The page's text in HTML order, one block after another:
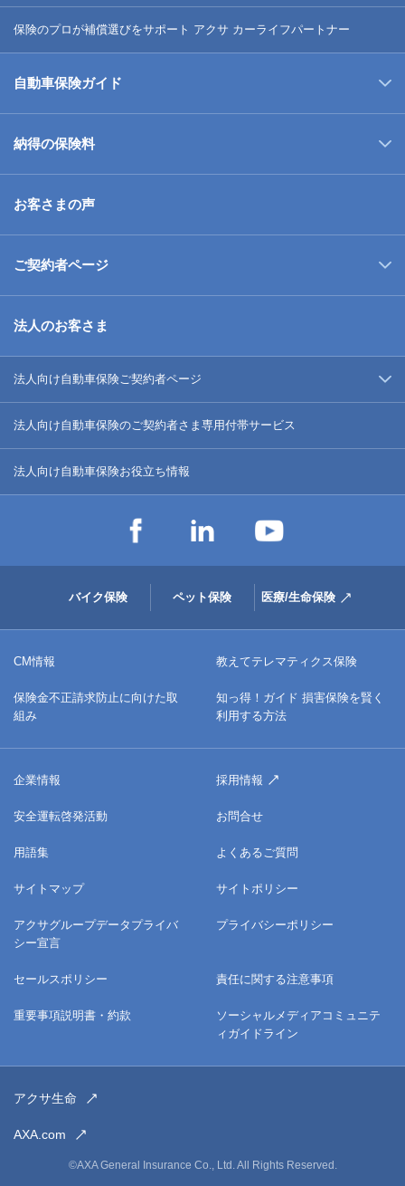
保険のプロが補償選びをサポート アクサ カーライフパートナー
自動車保険ガイド
納得の保険料
お客さまの声
ご契約者ページ
法人のお客さま
法人向け自動車保険ご契約者ページ
法人向け自動車保険のご契約者さま専用付帯サービス
法人向け自動車保険お役立ち情報
バイク保険 ペット保険 医療/生命保険
CM情報 教えてテレマティクス保険
保険金不正請求防止に向けた取
組み
知っ得！ガイド 損害保険を賢く
利用する方法
企業情報 採用情報
安全運転啓発活動 お問合せ
用語集 よくあるご質問
サイトマップ サイトポリシー
アクサグループデータプライバ
シー宣言
プライバシーポリシー
セールスポリシー 責任に関する注意事項
重要事項説明書・約款
ソーシャルメディアコミュニテ
ィガイドライン
アクサ生命
AXA.com
©AXA General Insurance Co., Ltd. All Rights Reserved.